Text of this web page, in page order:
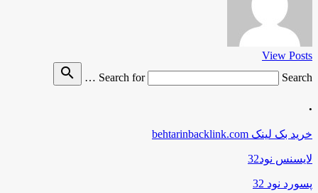
View Posts
Search for
Search …
search
.
خرید بک لینک behtarinbacklink.com
لایسنس نود32
پسورد نود 32